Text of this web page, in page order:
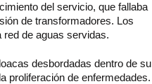
del servicio, que fallaba
de transformadores. Los
red de aguas servidas.
desbordadas dentro de su
proliferación de enfermedades.